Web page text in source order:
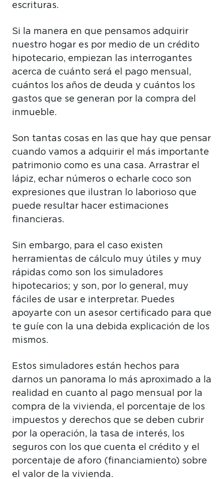
escrituras.
Si la manera en que pensamos adquirir
nuestro hogar es por medio de un crédito
hipotecario, empiezan las interrogantes
acerca de cuánto será el pago mensual,
cuántos los años de deuda y cuántos los
gastos que se generan por la compra del
inmueble.
Son tantas cosas en las que hay que pensar
cuando vamos a adquirir el más importante
patrimonio como es una casa. Arrastrar el
lápiz, echar números o echarle coco son
expresiones que ilustran lo laborioso que
puede resultar hacer estimaciones
financieras.
Sin embargo, para el caso existen
herramientas de cálculo muy útiles y muy
rápidas como son los simuladores
hipotecarios; y son, por lo general, muy
fáciles de usar e interpretar. Puedes
apoyarte con un asesor certificado para que
te guíe con la una debida explicación de los
mismos.
Estos simuladores están hechos para
darnos un panorama lo más aproximado a la
realidad en cuanto al pago mensual por la
compra de la vivienda, el porcentaje de los
impuestos y derechos que se deben cubrir
por la operación, la tasa de interés, los
seguros con los que cuenta el crédito y el
porcentaje de aforo (financiamiento) sobre
el valor de la vivienda.